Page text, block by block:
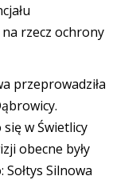
rzecz ochrony
przeprowadziła
w Świetlicy
obecne były
Silnowa